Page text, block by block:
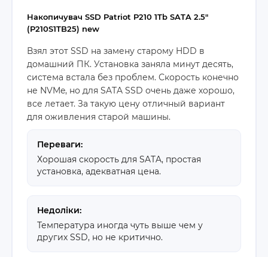
Накопичувач SSD Patriot P210 1Tb SATA 2.5"
(P210S1TB25) new
Взял этот SSD на замену старому HDD в
домашний ПК. Установка заняла минут десять,
система встала без проблем. Скорость конечно
не NVMe, но для SATA SSD очень даже хорошо,
все летает. За такую цену отличный вариант
для оживления старой машины.
Переваги:
Хорошая скорость для SATA, простая
установка, адекватная цена.
Недоліки:
Температура иногда чуть выше чем у
других SSD, но не критично.